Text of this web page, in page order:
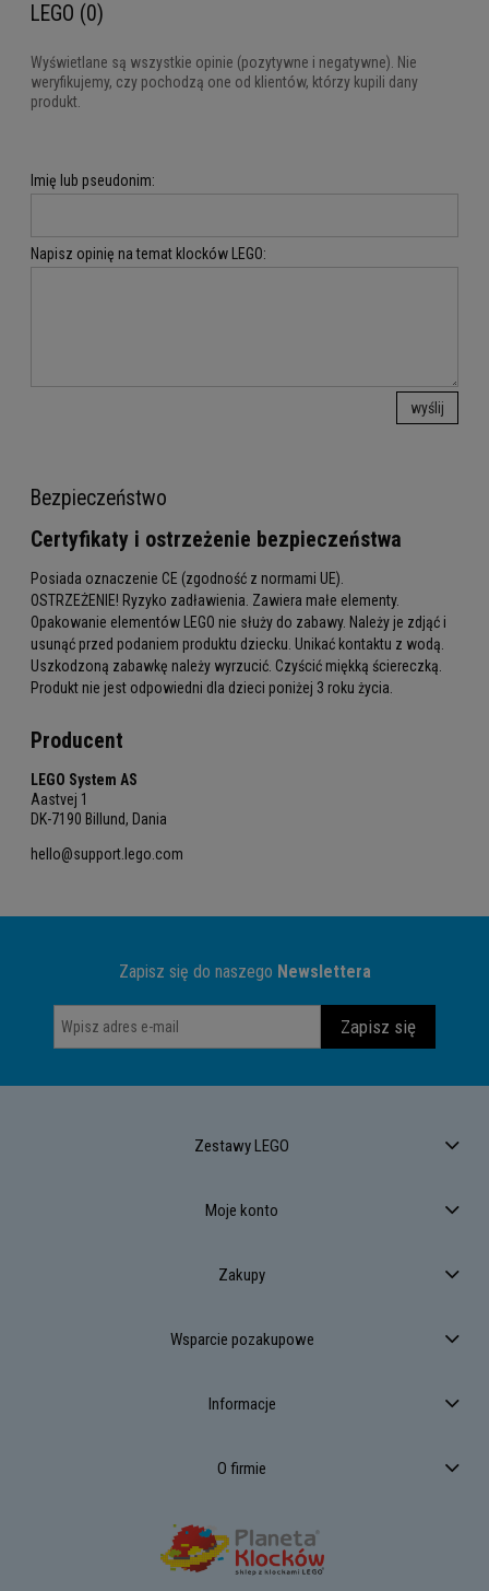
LEGO (0)
Wyświetlane są wszystkie opinie (pozytywne i negatywne). Nie
weryfikujemy, czy pochodzą one od klientów, którzy kupili dany
produkt.
Imię lub pseudonim:
Napisz opinię na temat klocków LEGO:
wyślij
Bezpieczeństwo
Certyfikaty i ostrzeżenie bezpieczeństwa
Posiada oznaczenie CE (zgodność z normami UE).
OSTRZEŻENIE! Ryzyko zadławienia. Zawiera małe elementy.
Opakowanie elementów LEGO nie służy do zabawy. Należy je zdjąć i
usunąć przed podaniem produktu dziecku. Unikać kontaktu z wodą.
Uszkodzoną zabawkę należy wyrzucić. Czyścić miękką ściereczką.
Produkt nie jest odpowiedni dla dzieci poniżej 3 roku życia.
Producent
LEGO System AS
Aastvej 1
DK-7190 Billund, Dania
hello@support.lego.com
Zapisz się do naszego Newslettera
Zapisz się
Zestawy LEGO
Moje konto
Zakupy
Wsparcie pozakupowe
Informacje
O firmie